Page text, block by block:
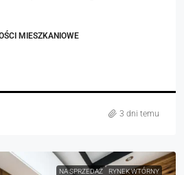
MIESZKANIOWE
3 dni temu
NA SPRZEDAŻ RYNEK WTÓRNY